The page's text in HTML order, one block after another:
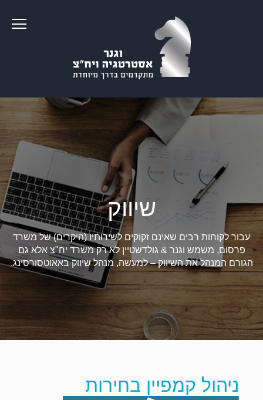
שיווק
עבור לקוחות רבים שאינם זקוקים לשירותיו (היקרים) של משרד
פרסום, משמש וגנר & גולדשטיין לא רק משרד יח"צ אלא גם
הגורם המנהל את השיווק – למעשה, מנהל שיווק באאוטסורסינג.
ניהול קמפיין בחירות